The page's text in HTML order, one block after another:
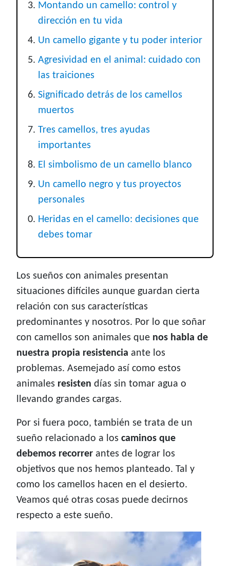
Montando un camello: control y
dirección en tu vida
Un camello gigante y tu poder interior
Agresividad en el animal: cuidado con
las traiciones
Significado detrás de los camellos
muertos
Tres camellos, tres ayudas
importantes
El simbolismo de un camello blanco
Un camello negro y tus proyectos
personales
Heridas en el camello: decisiones que
debes tomar
Los sueños con animales presentan
situaciones difíciles aunque guardan cierta
relación con sus características
predominantes y nosotros. Por lo que soñar
con camellos son animales que nos habla de
nuestra propia resistencia ante los
problemas. Asemejado así como estos
animales resisten días sin tomar agua o
llevando grandes cargas.
Por si fuera poco, también se trata de un
sueño relacionado a los caminos que
debemos recorrer antes de lograr los
objetivos que nos hemos planteado. Tal y
como los camellos hacen en el desierto.
Veamos qué otras cosas puede decirnos
respecto a este sueño.